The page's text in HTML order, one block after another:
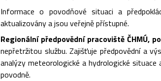
Informace o povodňové situaci a
aktualizovány a jsou veřejně přístupné.
Regionální předpovědní pracoviště ČHMÚ,
nepřetržitou službu. Zajišťuje předpovědní a
analýzy meteorologické a hydrologické
povodně.